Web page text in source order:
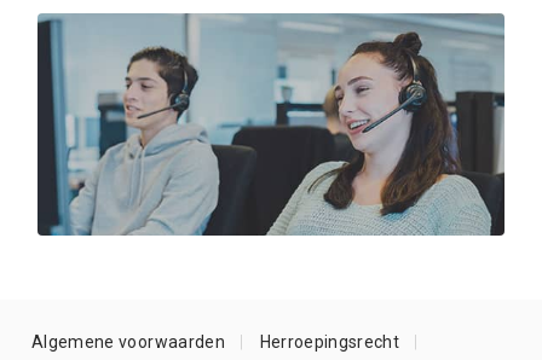
Algemene voorwaarden Herroepingsrecht